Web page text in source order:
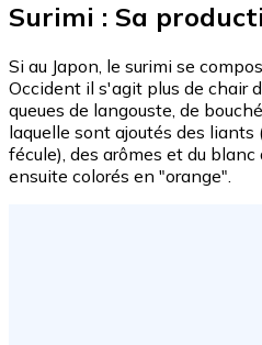
Surimi : Sa
Si au Japon, le surimi se
Occident il s'agit plus de chair
queues de langouste, de
laquelle sont ajoutés des liants
fécule), des arômes et du
ensuite colorés en "orange".